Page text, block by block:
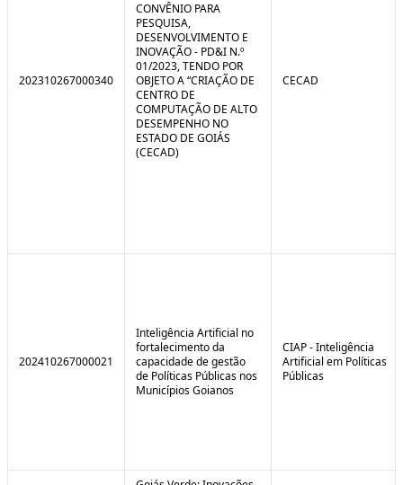
202310267000340
CONVÊNIO PARA
PESQUISA,
DESENVOLVIMENTO E
INOVAÇÃO - PD&I N.º
01/2023, TENDO POR
OBJETO A “CRIAÇÃO DE
CENTRO DE
COMPUTAÇÃO DE ALTO
DESEMPENHO NO
ESTADO DE GOIÁS
(CECAD)
CECAD
202410267000021
Inteligência Artificial no
fortalecimento da
capacidade de gestão
de Políticas Públicas nos
Municípios Goianos
CIAP - Inteligência
Artificial em Políticas
Públicas